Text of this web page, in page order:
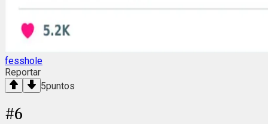
fesshole
Reportar
5puntos
#6